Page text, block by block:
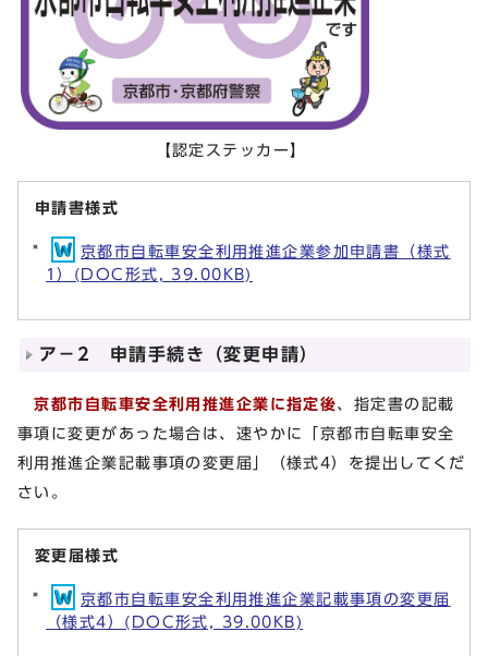
【認定ステッカー】
申請書様式
京都市自転車安全利用推進企業参加申請書（様式
1）(DOC形式, 39.00KB)
ア－2 申請手続き（変更申請）
京都市自転車安全利用推進企業に指定後、指定書の記載
事項に変更があった場合は、速やかに「京都市自転車安全
利用推進企業記載事項の変更届」（様式4）を提出してくだ
さい。
変更届様式
京都市自転車安全利用推進企業記載事項の変更届
（様式4）(DOC形式, 39.00KB)